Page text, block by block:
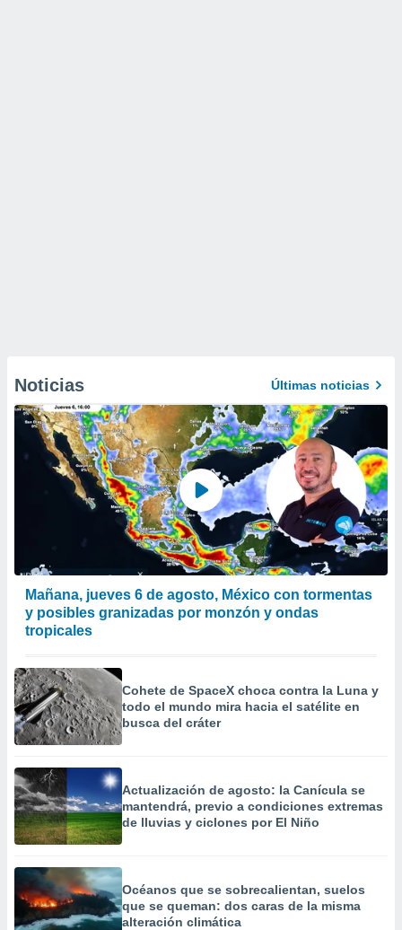
Noticias Últimas noticias
Mañana, jueves 6 de agosto, México con tormentas
y posibles granizadas por monzón y ondas
tropicales
Cohete de SpaceX choca contra la Luna y
todo el mundo mira hacia el satélite en
busca del cráter
Actualización de agosto: la Canícula se
mantendrá, previo a condiciones extremas
de lluvias y ciclones por El Niño
Océanos que se sobrecalientan, suelos
que se queman: dos caras de la misma
alteración climática